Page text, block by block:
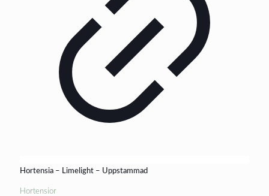
Hortensia – Limelight – Uppstammad
Hortensior